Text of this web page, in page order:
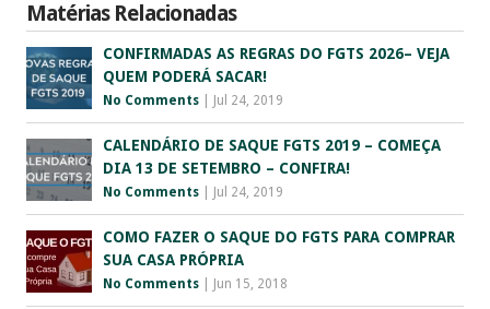
Matérias Relacionadas
CONFIRMADAS AS REGRAS DO FGTS 2026– VEJA
QUEM PODERÁ SACAR!
No Comments| Jul 24, 2019
CALENDÁRIO DE SAQUE FGTS 2019 – COMEÇA
DIA 13 DE SETEMBRO – CONFIRA!
No Comments| Jul 24, 2019
COMO FAZER O SAQUE DO FGTS PARA COMPRAR
SUA CASA PRÓPRIA
No Comments| Jun 15, 2018